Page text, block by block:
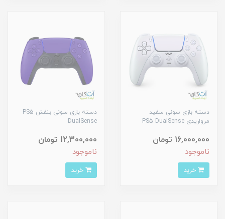
دسته بازی سونی سفید
مرواریدی PS5 DualSense
16,000,000 تومان
ناموجود
دسته بازی سونی بنفش PS5
DualSense
12,300,000 تومان
ناموجود